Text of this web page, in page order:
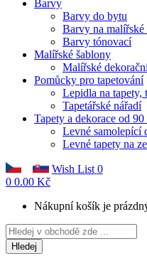
Barvy
Barvy do bytu
Barvy na malířské
Barvy tónovací
Malířské šablony
Malířské
Pomůcky pro tapetování
Lepidla na tapety,
Tapetářské nářadí
Tapety a dekorace od
Levné samolepící
Levné tapety na
Wish List 0
0 0.00 Kč
Nákupní košík je
Hledej